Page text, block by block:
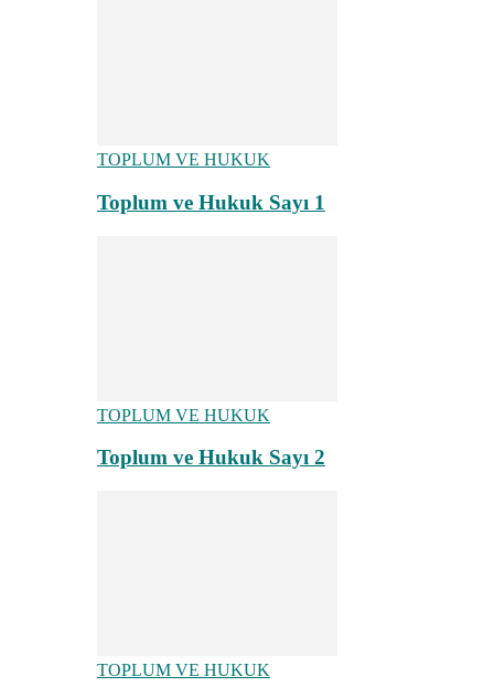
TOPLUM VE HUKUK
Toplum ve Hukuk Sayı 1
TOPLUM VE HUKUK
Toplum ve Hukuk Sayı 2
TOPLUM VE HUKUK